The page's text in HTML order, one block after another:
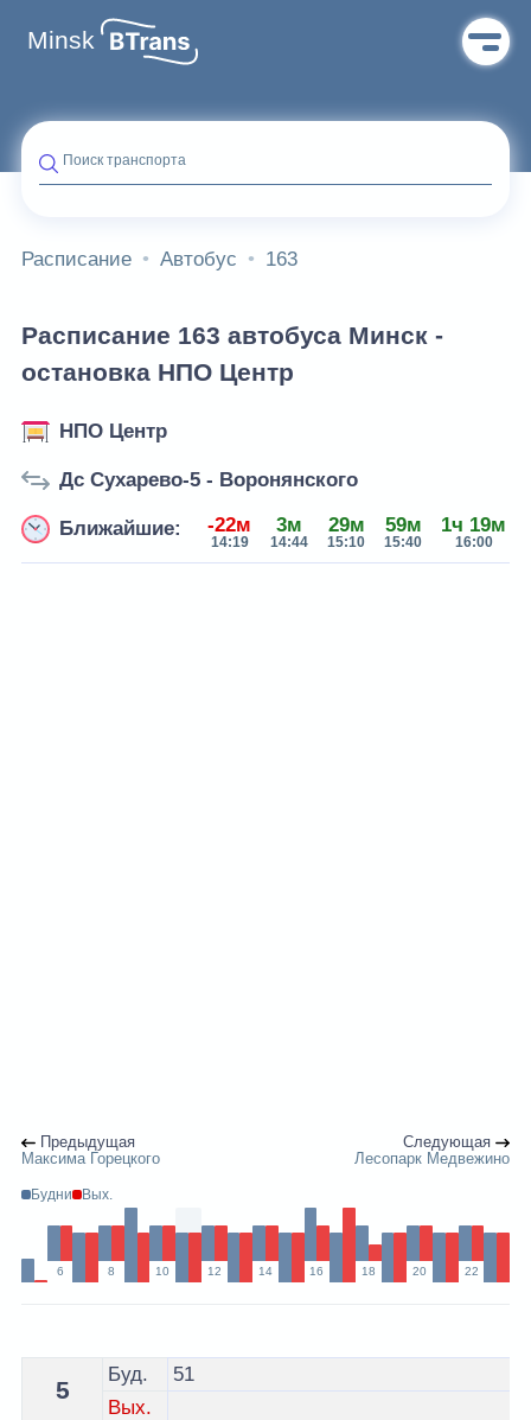
Minsk
Поиск транспорта
Расписание Автобус 163
Расписание 163 автобуса Минск -
остановка НПО Центр
НПО Центр
Дс Сухарево-5 - Воронянского
Ближайшие: -22м
14:19
3м
14:44
29м
15:10
59м
15:40
1ч 19м
16:00
Предыдущая
Максима Горецкого
Следующая
Лесопарк Медвежино
Будни Вых.
6 8 10 12 14 16 18 20 22
Расписание 163 автобуса Минск - остановка НПО
5
Буд.
51
Вых.